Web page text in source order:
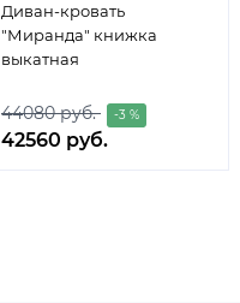
Диван-кровать
"Миранда" книжка
выкатная
44080 руб. -3 %
42560 руб.